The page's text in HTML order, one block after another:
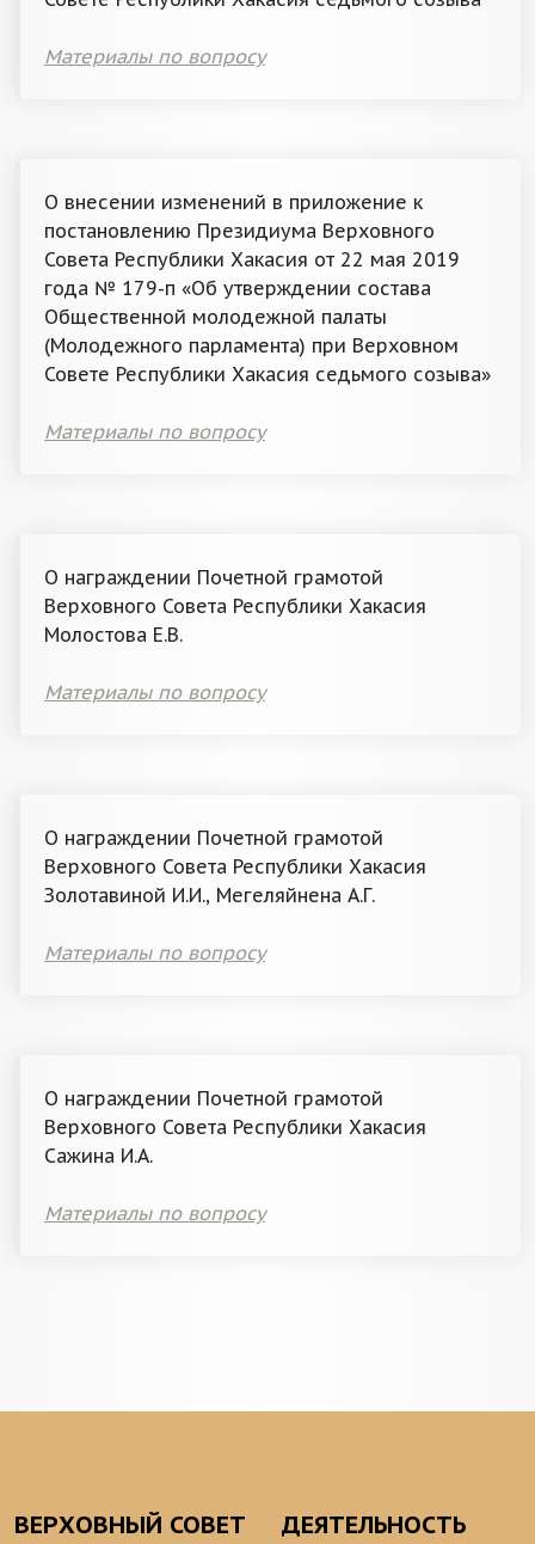
Материалы по вопросу
О внесении изменений в приложение к
постановлению Президиума Верховного
Совета Республики Хакасия от 22 мая 2019
года № 179-п «Об утверждении состава
Общественной молодежной палаты
(Молодежного парламента) при Верховном
Совете Республики Хакасия седьмого созыва»
Материалы по вопросу
О награждении Почетной грамотой
Верховного Совета Республики Хакасия
Молостова Е.В.
Материалы по вопросу
О награждении Почетной грамотой
Верховного Совета Республики Хакасия
Золотавиной И.И., Мегеляйнена А.Г.
Материалы по вопросу
О награждении Почетной грамотой
Верховного Совета Республики Хакасия
Сажина И.А.
Материалы по вопросу
ВЕРХОВНЫЙ СОВЕТ
ДЕЯТЕЛЬНОСТЬ